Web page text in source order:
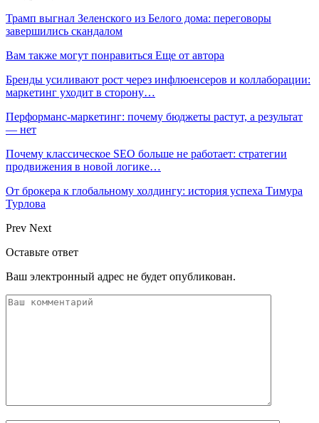
Трамп выгнал Зеленского из Белого дома: переговоры
завершились скандалом
Вам также могут понравиться Еще от автора
Бренды усиливают рост через инфлюенсеров и коллаборации:
маркетинг уходит в сторону…
Перформанс-маркетинг: почему бюджеты растут, а результат
— нет
Почему классическое SEO больше не работает: стратегии
продвижения в новой логике…
От брокера к глобальному холдингу: история успеха Тимура
Турлова
Prev Next
Оставьте ответ
Ваш электронный адрес не будет опубликован.